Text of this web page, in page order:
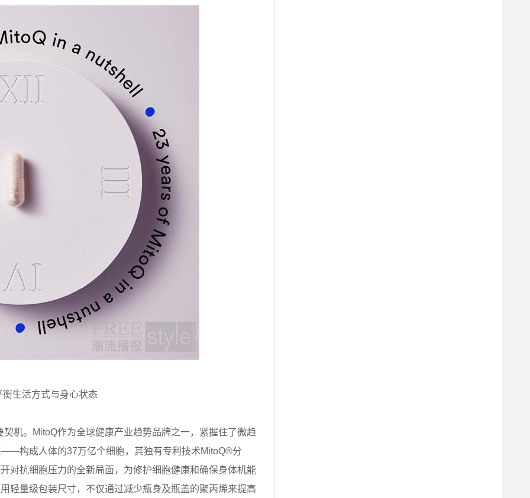
生活方式与身心状态
机。MitoQ作为全球健康产业趋势品牌之一，紧握住了微趋
构成人体的37万亿个细胞，其独有专利技术MitoQ®️分
对抗细胞压力的全新局面，为修护细胞健康和确保身体机能
轻量级包装尺寸，不仅通过减少瓶身及瓶盖的聚丙烯来提高